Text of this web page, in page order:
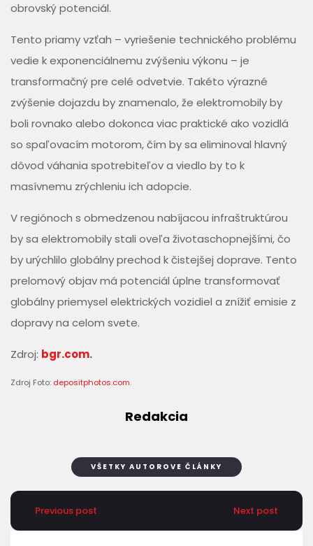
obrovský potenciál.
Tento priamy vzťah – vyriešenie technického problému
vedie k exponenciálnemu zvýšeniu výkonu – je
transformačný pre celé odvetvie. Takéto výrazné
zvýšenie dojazdu by znamenalo, že elektromobily by
boli rovnako alebo dokonca viac praktické ako vozidlá
so spaľovacím motorom, čím by sa eliminoval hlavný
dôvod váhania spotrebiteľov a viedlo by to k
masívnemu zrýchleniu ich adopcie.
V regiónoch s obmedzenou nabíjacou infraštruktúrou
by sa elektromobily stali oveľa životaschopnejšími, čo
by urýchlilo globálny prechod k čistejšej doprave. Tento
prelomový objav má potenciál úplne transformovať
globálny priemysel elektrických vozidiel a znížiť emisie z
dopravy na celom svete.
Zdroj: bgr.com.
Zdroj Foto: depositphotos.com.
Redakcia
VŠETKY AUTOROVE ČLÁNKY
Previous post Next post